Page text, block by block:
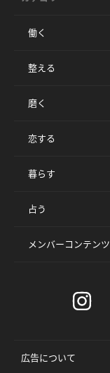
働く
整える
磨く
恋する
暮らす
占う
メンバーコンテンツ
広告について